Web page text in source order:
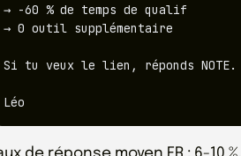
→ -60 % de temps de qualif
→ 0 outil supplémentaire
Si tu veux le lien, réponds NOTE.
Léo